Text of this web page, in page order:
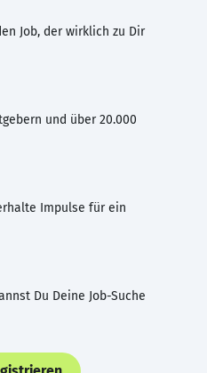
Job, der wirklich zu Dir
und über 20.000
Impulse für ein
Du Deine Job-Suche